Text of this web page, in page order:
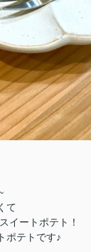
て
イートポテト！
ポテトです♪